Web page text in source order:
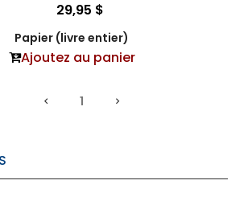
29,95 $
Papier (livre entier)
Ajoutez au panier
1